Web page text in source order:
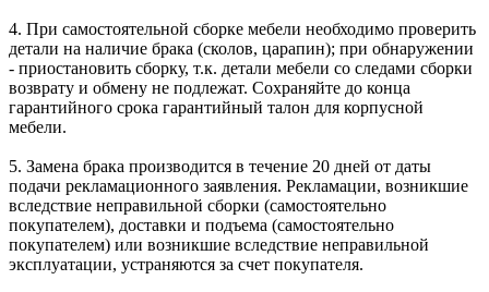
4. При самостоятельной сборке мебели необходимо проверить
детали на наличие брака (сколов, царапин); при обнаружении
- приостановить сборку, т.к. детали мебели со следами сборки
возврату и обмену не подлежат. Сохраняйте до конца
гарантийного срока гарантийный талон для корпусной
мебели.
5. Замена брака производится в течение 20 дней от даты
подачи рекламационного заявления. Рекламации, возникшие
вследствие неправильной сборки (самостоятельно
покупателем), доставки и подъема (самостоятельно
покупателем) или возникшие вследствие неправильной
эксплуатации, устраняются за счет покупателя.